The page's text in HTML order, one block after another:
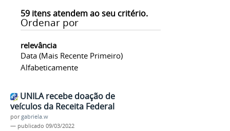
59 itens atendem ao seu critério.
Ordenar por
relevância
Data (mais Recente Primeiro)
Alfabeticamente
UNILA recebe doação de
veículos da Receita Federal
porgabriela.w
— publicado 09/03/2022